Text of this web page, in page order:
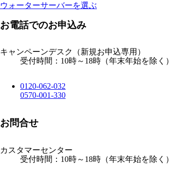
ウォーターサーバーを選ぶ
お電話でのお申込み
キャンペーンデスク
（新規お申込専用）
受付時間：10時～18時（年末年始を除く）
0120-062-032
0570-001-330
お問合せ
カスタマーセンター
受付時間：10時～18時（年末年始を除く）